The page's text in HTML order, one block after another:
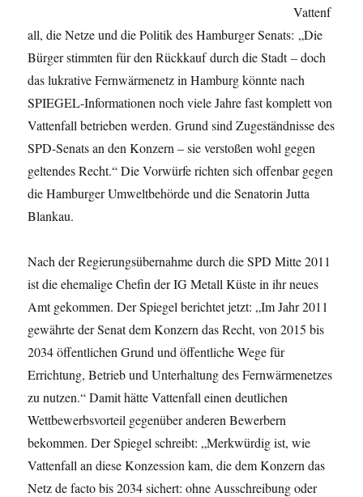
Vattenf
all, die Netze und die Politik des Hamburger Senats: „Die
Bürger stimmten für den Rückkauf durch die Stadt – doch
das lukrative Fernwärmenetz in Hamburg könnte nach
SPIEGEL-Informationen noch viele Jahre fast komplett von
Vattenfall betrieben werden. Grund sind Zugeständnisse des
SPD-Senats an den Konzern – sie verstoßen wohl gegen
geltendes Recht.“ Die Vorwürfe richten sich offenbar gegen
die Hamburger Umweltbehörde und die Senatorin Jutta
Blankau.
Nach der Regierungsübernahme durch die SPD Mitte 2011
ist die ehemalige Chefin der IG Metall Küste in ihr neues
Amt gekommen. Der Spiegel berichtet jetzt: „Im Jahr 2011
gewährte der Senat dem Konzern das Recht, von 2015 bis
2034 öffentlichen Grund und öffentliche Wege für
Errichtung, Betrieb und Unterhaltung des Fernwärmenetzes
zu nutzen.“ Damit hätte Vattenfall einen deutlichen
Wettbewerbsvorteil gegenüber anderen Bewerbern
bekommen. Der Spiegel schreibt: „Merkwürdig ist, wie
Vattenfall an diese Konzession kam, die dem Konzern das
Netz de facto bis 2034 sichert:ohne Ausschreibung oder